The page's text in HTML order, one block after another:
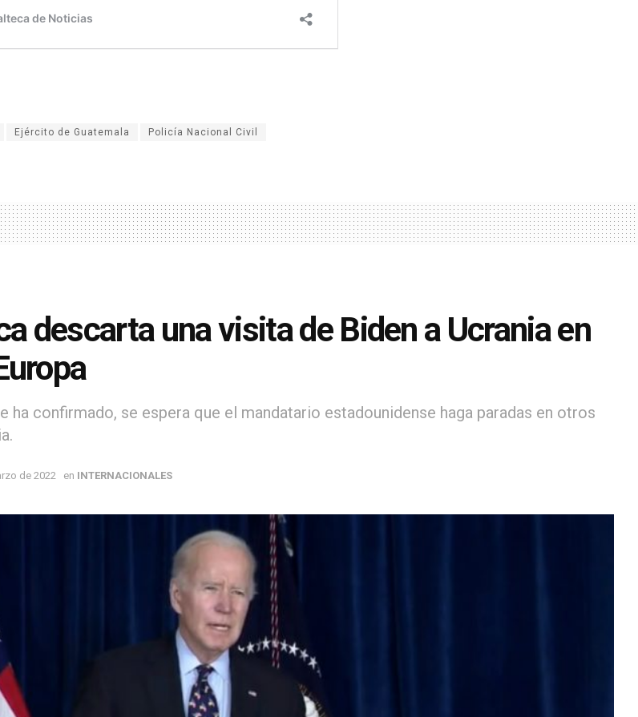
Ejército de Guatemala Policía Nacional Civil
descarta una visita de Biden a Ucrania en
ha confirmado, se espera que el mandatario estadounidense haga paradas en otros
de 2022 en INTERNACIONALES